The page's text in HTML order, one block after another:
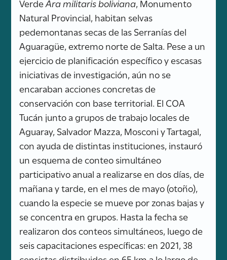
VerdeAra militaris boliviana, Monumento
Natural Provincial, habitan selvas
pedemontanas secas de las Serranías del
Aguaragüe, extremo norte de Salta. Pese a un
ejercicio de planificación específico y escasas
iniciativas de investigación, aún no se
encaraban acciones concretas de
conservación con base territorial. El COA
Tucán junto a grupos de trabajo locales de
Aguaray, Salvador Mazza, Mosconi y Tartagal,
con ayuda de distintas instituciones, instauró
un esquema de conteo simultáneo
participativo anual a realizarse en dos días, de
mañana y tarde, en el mes de mayo (otoño),
cuando la especie se mueve por zonas bajas y
se concentra en grupos. Hasta la fecha se
realizaron dos conteos simultáneos, luego de
seis capacitaciones específicas: en 2021, 38